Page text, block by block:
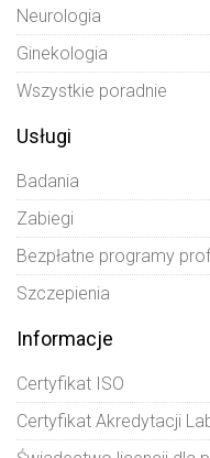
Neurologia
Ginekologia
Wszystkie poradnie
Usługi
Badania
Zabiegi
Bezpłatne programy
Szczepienia
Informacje
Certyfikat ISO
Certyfikat Akredytacji